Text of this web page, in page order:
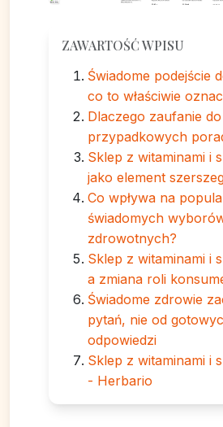
ZAWARTOŚĆ WPISU
Świadome podejście
co to właściwie
Dlaczego zaufanie do
przypadkowych
Sklep z witaminami i
jako element
Co wpływa na
świadomych
zdrowotnych?
Sklep z witaminami i
a zmiana roli
Świadome zdrowie
pytań, nie od
odpowiedzi
Sklep z witaminami i
- Herbario